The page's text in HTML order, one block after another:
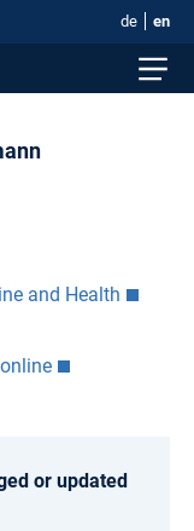
de en
and Health
or updated